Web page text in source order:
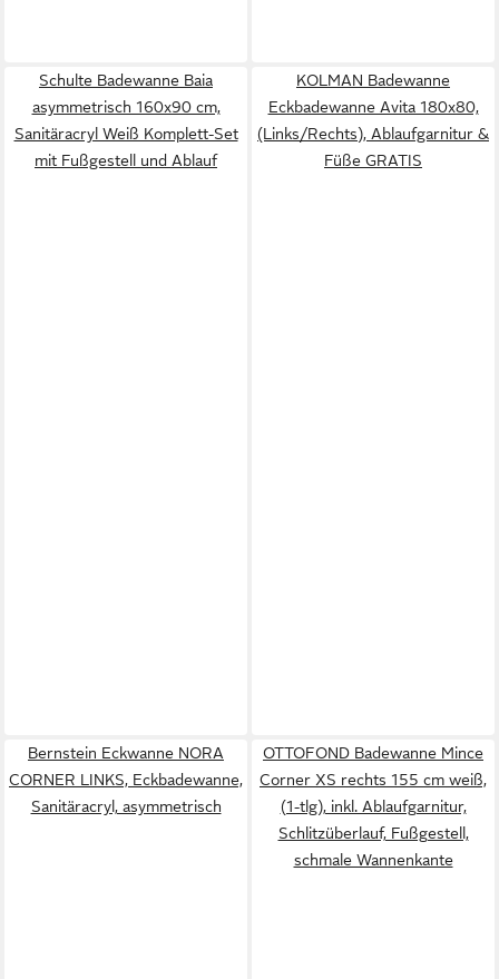
Schulte Badewanne Baia
asymmetrisch 160x90 cm,
Sanitäracryl Weiß Komplett-Set
mit Fußgestell und Ablauf
KOLMAN Badewanne
Eckbadewanne Avita 180x80,
(Links/Rechts), Ablaufgarnitur &
Füße GRATIS
Bernstein Eckwanne NORA
CORNER LINKS, Eckbadewanne,
Sanitäracryl, asymmetrisch
OTTOFOND Badewanne Mince
Corner XS rechts 155 cm weiß,
(1-tlg), inkl. Ablaufgarnitur,
Schlitzüberlauf, Fußgestell,
schmale Wannenkante